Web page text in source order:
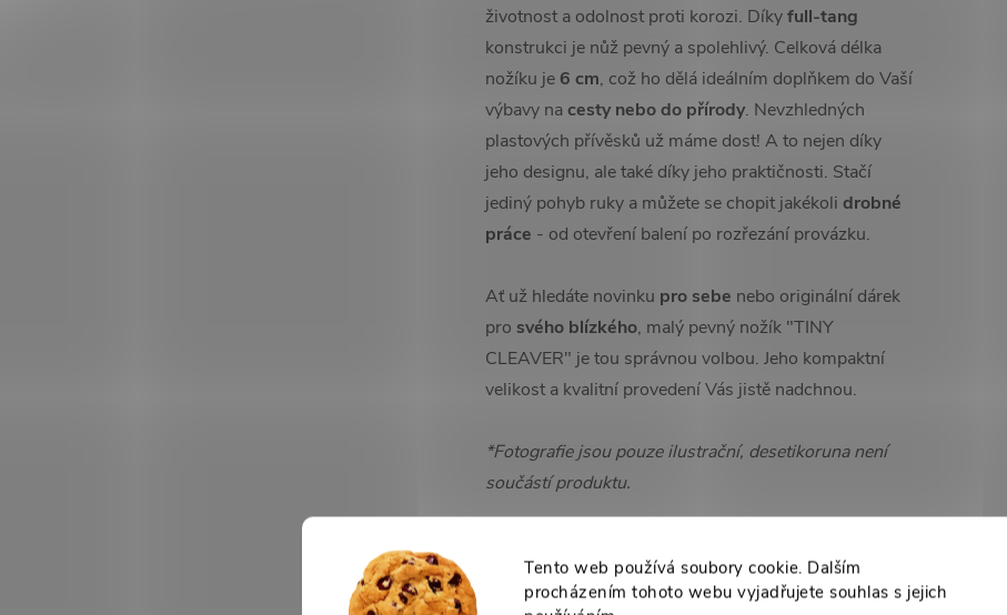
Tento web používá soubory cookie. Dalším
procházením tohoto webu vyjadřujete souhlas s jejich
životnost a odolnost proti korozi. Díkyfull-tang
konstrukci je nůž pevný a spolehlivý. Celková délka
nožíku je 6 cm, což ho dělá ideálním doplňkem do Vaší
výbavy nacesty nebo do přírody. Nevzhledných
plastových přívěsků už máme dost! A to nejen díky
jeho designu, ale také díky jeho praktičnosti. Stačí
jediný pohyb ruky a můžete se chopit jakékoli drobné
práce - od otevření balení po rozřezání provázku.
Ať už hledáte novinku pro sebe nebo originální dárek
pro svého blízkého, malý pevný nožík "TINY
CLEAVER" je tou správnou volbou. Jeho kompaktní
velikost a kvalitní provedení Vás jistě nadchnou.
*Fotografie jsou pouze ilustrační, desetikoruna není
součástí produktu.
High-contrast mode